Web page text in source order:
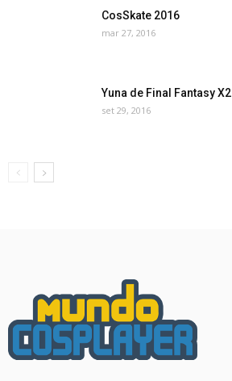
CosSkate 2016
mar 27, 2016
Yuna de Final Fantasy X2
set 29, 2016